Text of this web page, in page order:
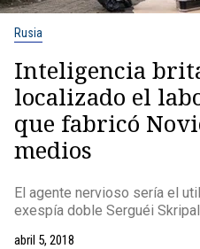
Rusia
Inteligencia
localizado el
que fabricó
medios
El agente nervioso sería el
exespía doble Serguéi
abril 5, 2018